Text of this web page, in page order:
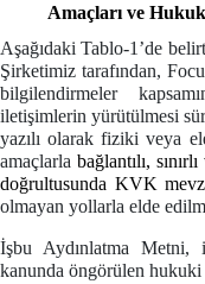
Amaçları ve
Aşağıdaki Tablo-1’de
Şirketimiz tarafından,
bilgilendirmeler
iletişimlerin yürütülmesi
yazılı olarak fiziki veya
amaçlarla bağlantılı,
doğrultusunda KVK
olmayan yollarla elde
İşbu Aydınlatma Metni,
kanunda öngörülen hukuki